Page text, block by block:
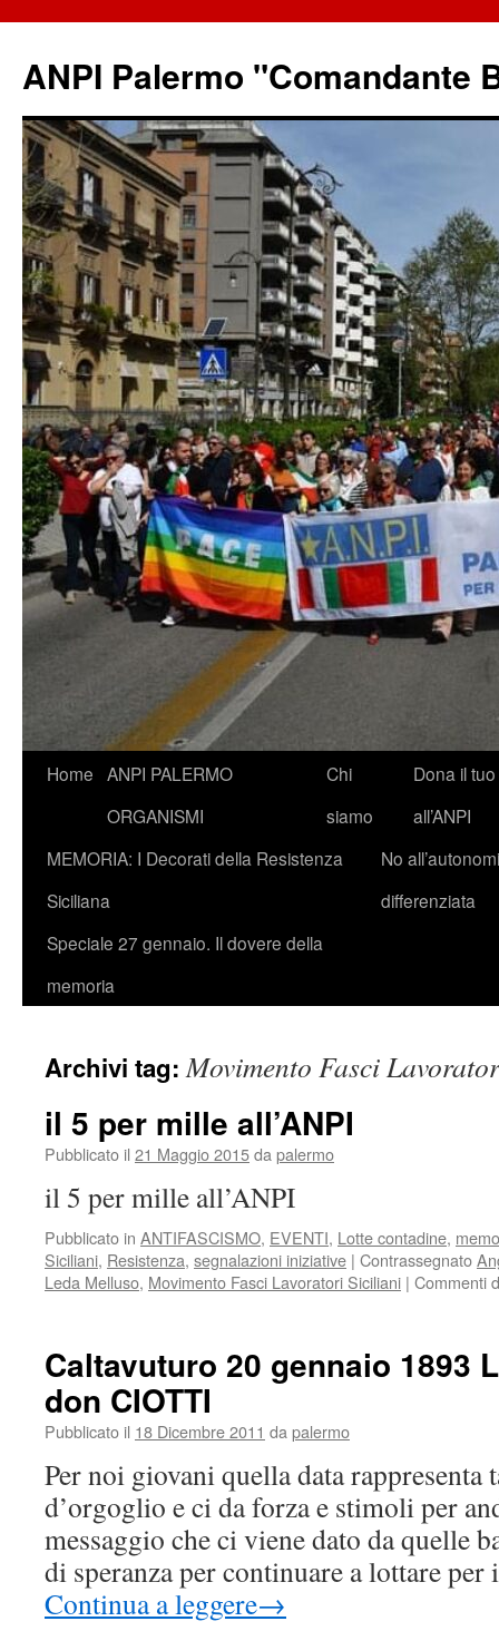
ANPI Palermo "Comandante
Vai
contenuto
Home ANPI PALERMO
ORGANISMI
Chi
siamo
Dona il
all’ANPI
MEMORIA: I Decorati della Resistenza
Siciliana
No
differenziata
Speciale 27 gennaio. Il dovere della
memoria
Archivi tag:Movimento Fasci
il 5 per mille all’ANPI
Pubblicato il 21 Maggio 2015da palermo
il 5 per mille all’ANPI
Pubblicato in ANTIFASCISMO, EVENTI, Lotte contadine,
Siciliani, Resistenza, segnalazioni iniziative | Contrassegnato
Leda Melluso, Movimento Fasci Lavoratori Siciliani | Commenti
Caltavuturo 20 gennaio 1893
don CIOTTI
Pubblicato il 18 Dicembre 2011 da palermo
Per noi giovani quella data
d’orgoglio e ci da forza e stimoli per
messaggio che ci viene dato da quelle
di speranza per continuare a lottare
Continua a leggere→